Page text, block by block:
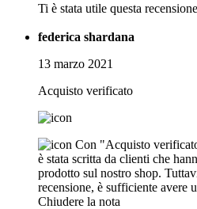
Ti è stata utile questa
federica shardana
13 marzo 2021
Acquisto verificato
Con "Acquisto
è stata scritta da clienti che
prodotto sul nostro shop.
recensione, è sufficiente avere
Chiudere la nota